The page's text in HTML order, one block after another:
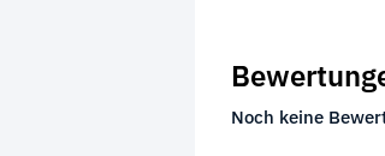
Noch keine